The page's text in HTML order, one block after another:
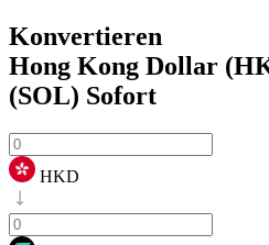
Konvertieren
Hong Kong Dollar
(SOL) Sofort
HKD